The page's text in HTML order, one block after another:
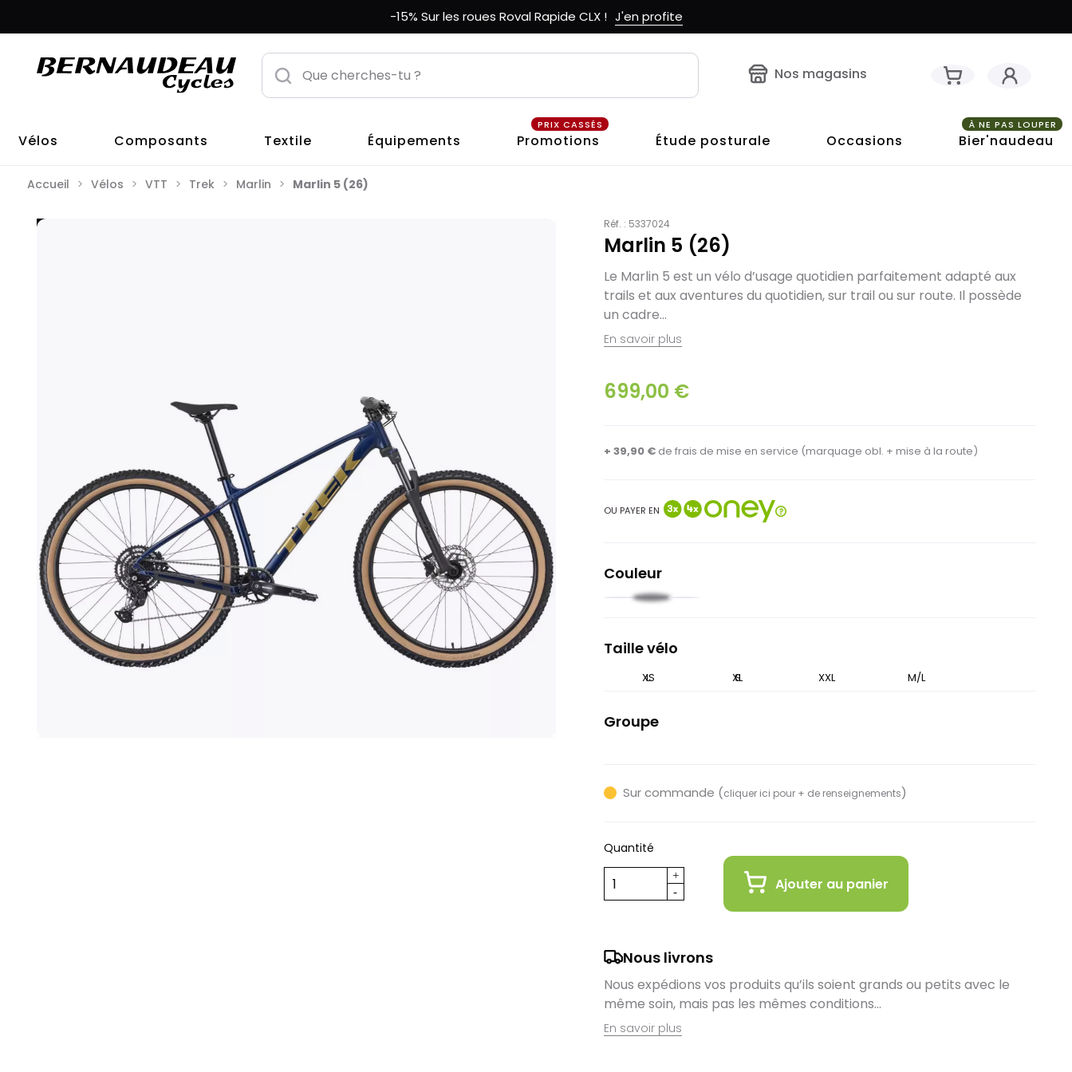
-15% Sur les roues Roval Rapide CLX ! J'en profite
Nos magasins
Vélos Composants Textile Équipements Promotions
PRIX CASSÉS
Étude posturale Occasions Bier'naudeau
À NE PAS LOUPER
Accueil Vélos VTT Trek Marlin Marlin 5 (26)
Réf. : 5337024
Marlin 5 (26)
Le Marlin 5 est un vélo d’usage quotidien parfaitement adapté aux
trails et aux aventures du quotidien, sur trail ou sur route. Il possède
un cadre...
En savoir plus
699,00 €
+ 39,90 €de frais de mise en service (marquage obl. + mise à la route)
OU PAYER EN
Couleur
RougeBleu Cobalt
Taille vélo
XS S M M/L
L XL XXL
Groupe
Sur commande (cliquer ici pour + de renseignements)
Quantité
Ajouter au panier
Nous livrons
Nous expédions vos produits qu’ils soient grands ou petits avec le
même soin, mais pas les mêmes conditions…
En savoir plus